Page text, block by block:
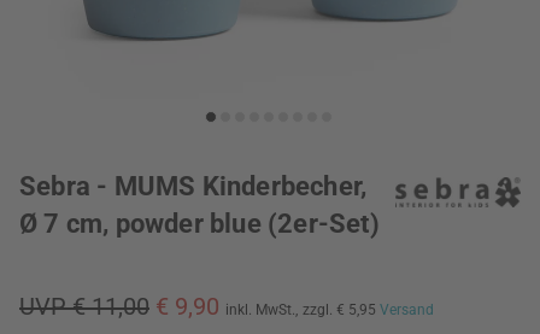
Sebra - MUMS Kinderbecher,
Ø 7 cm, powder blue (2er-Set)
UVP € 11,00 € 9,90 inkl. MwSt., zzgl. € 5,95 Versand